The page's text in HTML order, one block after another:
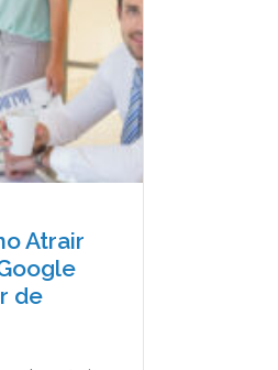
Atrair
de